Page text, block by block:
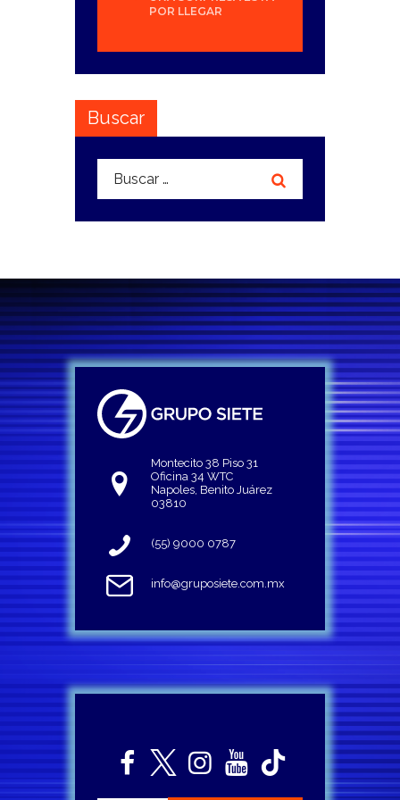
POR LLEGAR
Buscar
Buscar:
Montecito 38 Piso 31
Oficina 34 WTC
Napoles, Benito Juárez
03810
(55) 9000 0787
info@gruposiete.com.mx